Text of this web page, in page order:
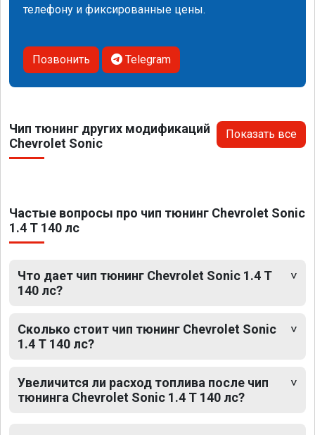
телефону и фиксированные цены.
Позвонить Telegram
Чип тюнинг других модификаций
Chevrolet Sonic
Показать все
Частые вопросы про чип тюнинг Chevrolet Sonic
1.4 T 140 лс
Что дает чип тюнинг Chevrolet Sonic 1.4 T
140 лс?
Сколько стоит чип тюнинг Chevrolet Sonic
1.4 T 140 лс?
Увеличится ли расход топлива после чип
тюнинга Chevrolet Sonic 1.4 T 140 лс?